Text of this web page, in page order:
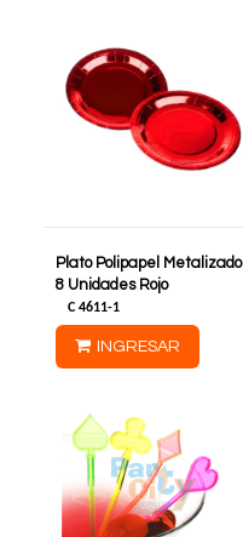
Plato Polipapel Metalizado
8 Unidades Rojo
C 4611-1
INGRESAR